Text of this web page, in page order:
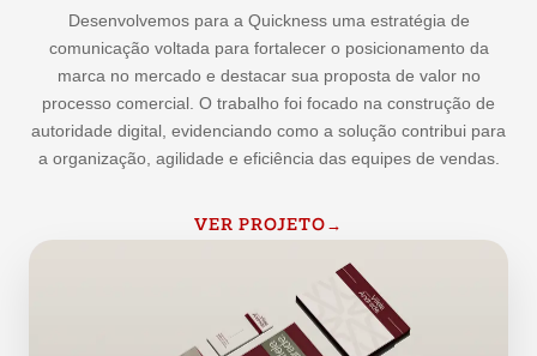
Desenvolvemos para a Quickness uma estratégia de
comunicação voltada para fortalecer o posicionamento da
marca no mercado e destacar sua proposta de valor no
processo comercial. O trabalho foi focado na construção de
autoridade digital, evidenciando como a solução contribui para
a organização, agilidade e eficiência das equipes de vendas.
VER PROJETO→